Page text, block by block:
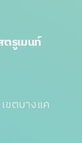
รูเมนท์
ขตบางแค